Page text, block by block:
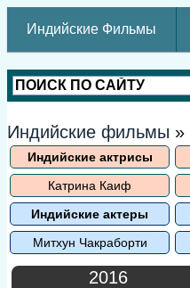
Индийские Фильмы
Индийские фильмы »
Индийские актрисы
Катрина Каиф
Индийские актеры
Митхун Чакраборти
2016